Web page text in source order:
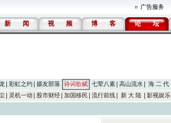
广告服务
新 闻 视 频 博 客 论 坛
彩虹之约 摄友部落 诗词歌赋 七荤八素 高山流水 海 二 代
灵机一动 股市财经 加国移民 流行前线 新 大 陆 影视娱乐